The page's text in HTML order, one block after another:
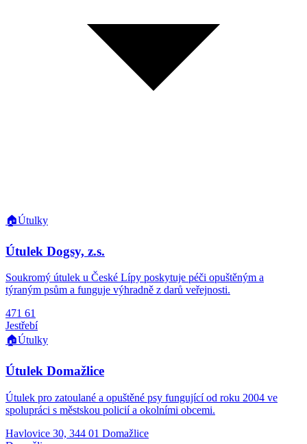
🏠Útulky
Útulek Dogsy, z.s.
Soukromý útulek u České Lípy poskytuje péči opuštěným a
týraným psům a funguje výhradně z darů veřejnosti.
471 61
Jestřebí
🏠Útulky
Útulek Domažlice
Útulek pro zatoulané a opuštěné psy fungující od roku 2004 ve
spolupráci s městskou policií a okolními obcemi.
Havlovice 30, 344 01 Domažlice